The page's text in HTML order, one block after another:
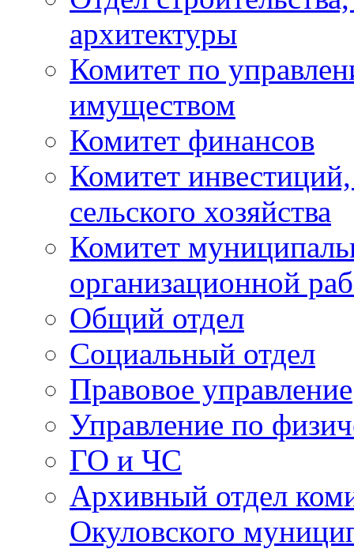
архитектуры
Комитет по
имуществом
Комитет финансов
Комитет
сельского хозяйства
Комитет
организационной
Общий отдел
Социальный отдел
Правовое управление
Управление по
ГО и ЧС
Архивный отдел
Окуловского